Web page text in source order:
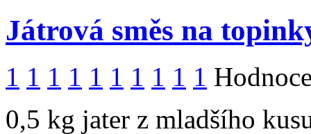
Játrová směs na
1 1 1 1 1 1 1 1 1 1
0,5 kg jater z mladšího